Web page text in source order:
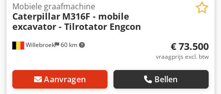
Willebroek 60 km
Mobiele graafmachine
Caterpillar M316F - mobile
excavator - Tilrotator Engcon
€ 73.500
vraagprijs excl. btw
Aanvragen Bellen